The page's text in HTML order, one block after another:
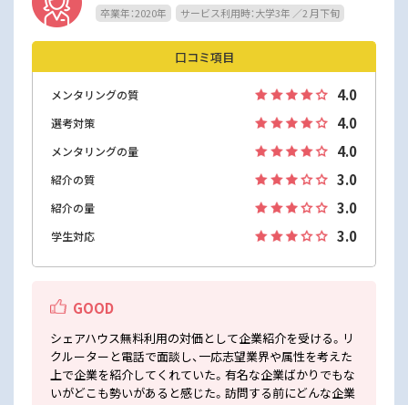
卒業年：2020年
サービス利用時：大学3年 ／2 月下旬
口コミ項目
メンタリングの質 4.0
選考対策 4.0
メンタリングの量 4.0
紹介の質 3.0
紹介の量 3.0
学生対応 3.0
GOOD
シェアハウス無料利用の対価として企業紹介を受ける。リ
クルーターと電話で面談し、一応志望業界や属性を考えた
上で企業を紹介してくれていた。有名な企業ばかりでもな
いがどこも勢いがあると感じた。訪問する前にどんな企業